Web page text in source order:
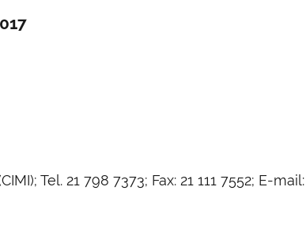
Tel. 21 798 7373; Fax: 21 111 7552; E-